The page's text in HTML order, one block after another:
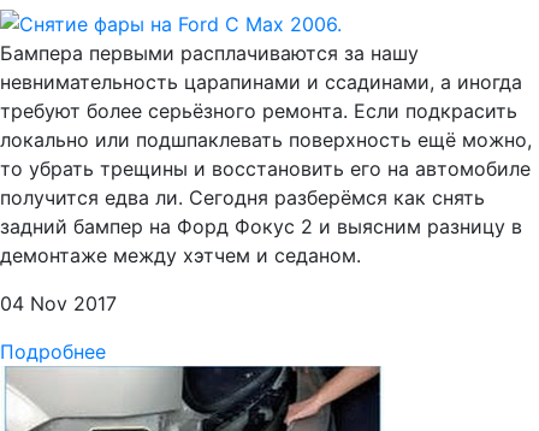
Бампера первыми расплачиваются за нашу
невнимательность царапинами и ссадинами, а иногда
требуют более серьёзного ремонта. Если подкрасить
локально или подшпаклевать поверхность ещё можно,
то убрать трещины и восстановить его на автомобиле
получится едва ли. Сегодня разберёмся как снять
задний бампер на Форд Фокус 2 и выясним разницу в
демонтаже между хэтчем и седаном.
04 Nov 2017
Подробнее